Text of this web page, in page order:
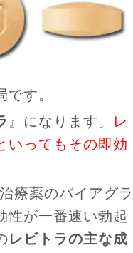
す。
』になります。
レ
いってもその即効
療薬のバイアグラ
性が一番速い勃起
レビトラの主な成